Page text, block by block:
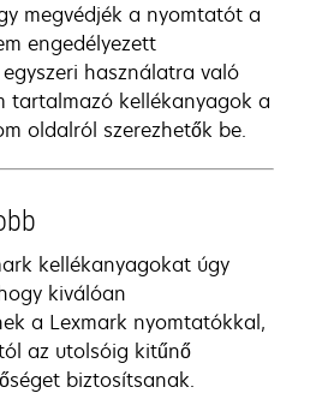
megvédjék a nyomtatót a
engedélyezett
használatra való
tartalmazó kellékanyagok a
oldalról szerezhetők be.
kellékanyagokat úgy
kiválóan
a Lexmark nyomtatókkal,
az utolsóig kitűnő
biztosítsanak.